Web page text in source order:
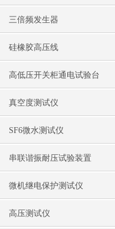
三倍频发生器
硅橡胶高压线
高低压开关柜通电试验台
真空度测试仪
SF6微水测试仪
串联谐振耐压试验装置
微机继电保护测试仪
高压测试仪